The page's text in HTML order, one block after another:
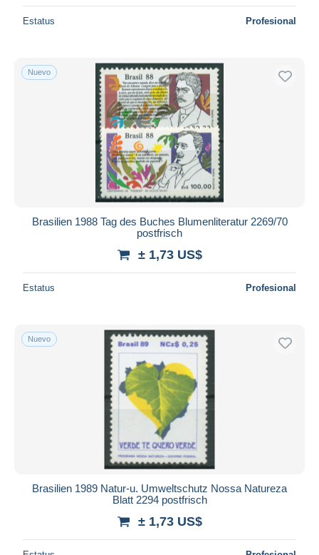
Estatus Profesional
Nuevo
Brasilien 1988 Tag des Buches Blumenliteratur 2269/70
postfrisch
± 1,73 US$
Estatus Profesional
Nuevo
Brasilien 1989 Natur-u. Umweltschutz Nossa Natureza
Blatt 2294 postfrisch
± 1,73 US$